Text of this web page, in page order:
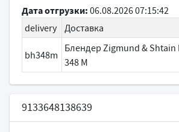
Дата отгрузки: 06.08.2026 07:15:42
delivery
Доставка
bh348m
Блендер Zigmund & Shtain
348 M
9133648138639